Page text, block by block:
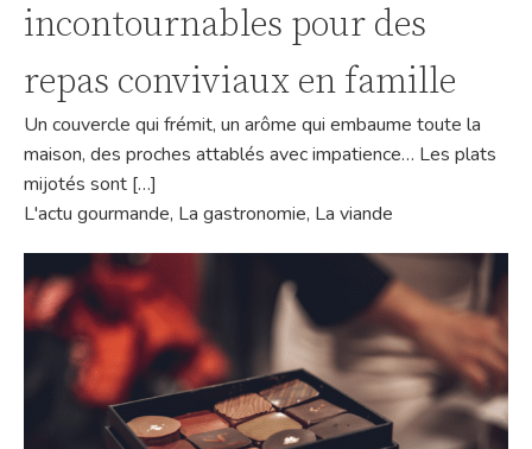
incontournables pour des
repas conviviaux en famille
Un couvercle qui frémit, un arôme qui embaume toute la
maison, des proches attablés avec impatience… Les plats
mijotés sont […]
L'actu gourmande, La gastronomie, La viande